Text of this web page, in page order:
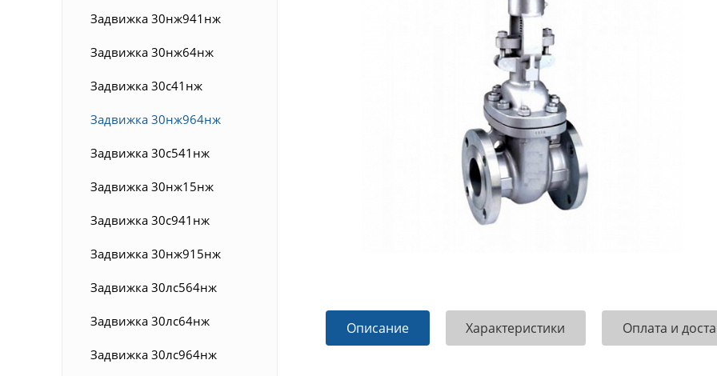
Задвижка 30нж941нж
Задвижка 30нж64нж
Задвижка 30с41нж
Задвижка 30нж964нж
Задвижка 30с541нж
Задвижка 30нж15нж
Задвижка 30с941нж
Задвижка 30нж915нж
Задвижка 30лс564нж
Задвижка 30лс64нж
Задвижка 30лс964нж
Описание Характеристики Оплата и